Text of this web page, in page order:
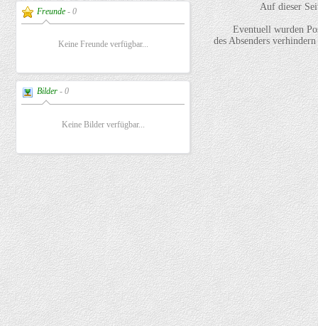
Freunde - 0
Keine Freunde verfügbar...
Bilder - 0
Keine Bilder verfügbar...
Auf dieser
Eventuell wurden
des Absenders